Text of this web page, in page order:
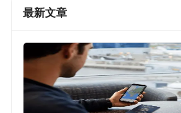
最新文章